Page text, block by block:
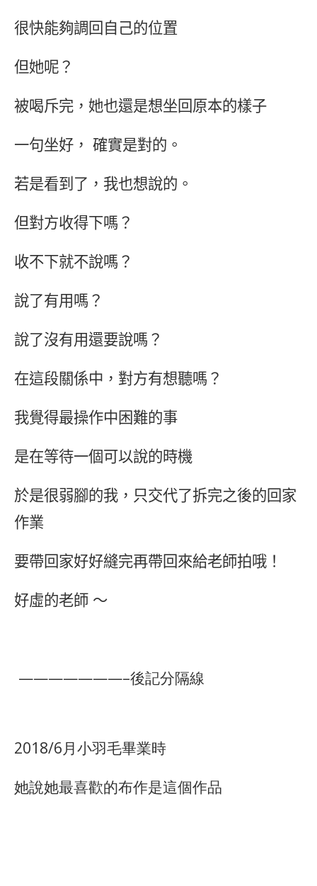
很快能夠調回自己的位置
但她呢？
被喝斥完，她也還是想坐回原本的樣子
一句坐好， 確實是對的。
若是看到了，我也想說的。
但對方收得下嗎？
收不下就不說嗎？
說了有用嗎？
說了沒有用還要說嗎？
在這段關係中，對方有想聽嗎？
我覺得最操作中困難的事
是在等待一個可以說的時機
於是很弱腳的我，只交代了拆完之後的回家
作業
要帶回家好好縫完再帶回來給老師拍哦！
好虛的老師 ～
———————–後記分隔線
2018/6月小羽毛畢業時
她說她最喜歡的布作是這個作品